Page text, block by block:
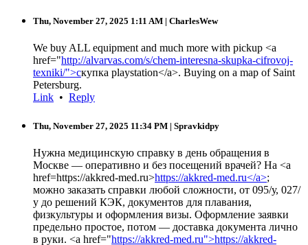
Thu, November 27, 2025 1:11 AM | CharlesWew
We buy ALL equipment and much more with pickup <a
href="http://alvarvas.com/s/chem-interesna-skupka-cifrovoj-
texniki/">скупка playstation</a>. Buying on a map of Saint
Petersburg.
Link • Reply
Thu, November 27, 2025 11:34 PM | Spravkidpy
Нужна медицинскую справку в день обращения в
Москве — оперативно и без посещений врачей? На <a
href=https://akkred-med.ru>https://akkred-med.ru</a>;
можно заказать справки любой сложности, от 095/у, 027/
у до решений КЭК, документов для плавания,
физкультуры и оформления визы. Оформление заявки
предельно простое, потом — доставка документа лично
в руки. <a href="https://akkred-med.ru">https://akkred-